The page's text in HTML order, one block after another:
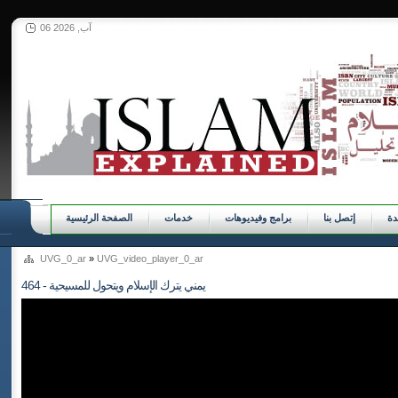
06 آب, 2026
الصفحة الرئيسية خدمات برامج وفيديوهات إتصل بنا
UVG_0_ar » UVG_video_player_0_ar
464 - يمني يترك الإسلام ويتحول للمسيحية